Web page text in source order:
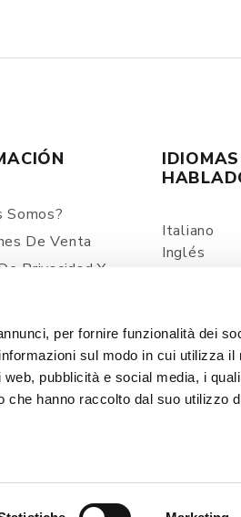
per fornire funzionalità dei
sul modo in cui utilizza il
pubblicità e social media, i
che hanno raccolto dal suo utilizzo
Somos?
De Venta
Privacidad Y
Retiros
IDIOMAS
Italiano
Inglés